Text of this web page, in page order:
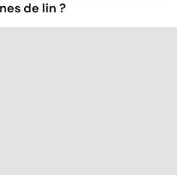
de lin ?